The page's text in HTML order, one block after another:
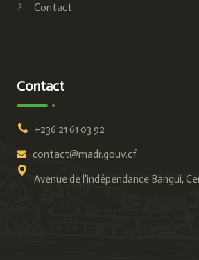
Contact
Contact
+236 21 61 03 92
contact@madr.gouv.cf
Avenue de l'indépendance Bangui,